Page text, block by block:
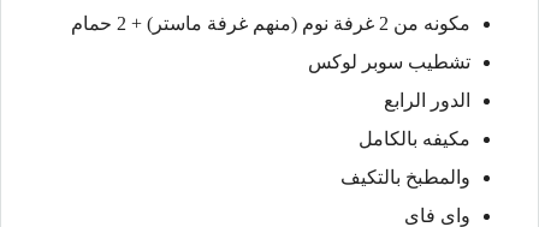
مكونه من 2 غرفة نوم (منهم غرفة ماستر) + 2 حمام
تشطيب سوبر لوكس
الدور الرابع
مكيفه بالكامل
والمطبخ بالتكيف
واى فاى